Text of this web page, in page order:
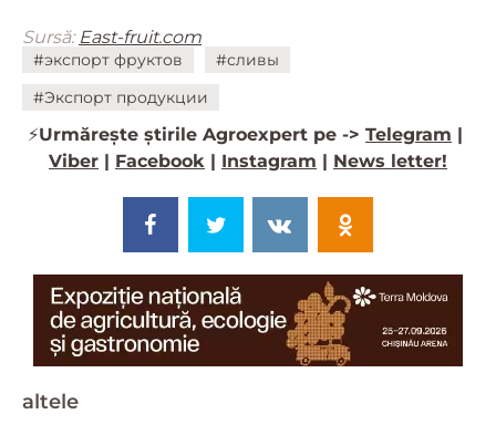
Sursă: East-fruit.com
#экспорт фруктов
#сливы
#Экспорт продукции
⚡️Urmărește știrile Agroexpert pe -> Telegram |
Viber | Facebook | Instagram | News letter!
altele